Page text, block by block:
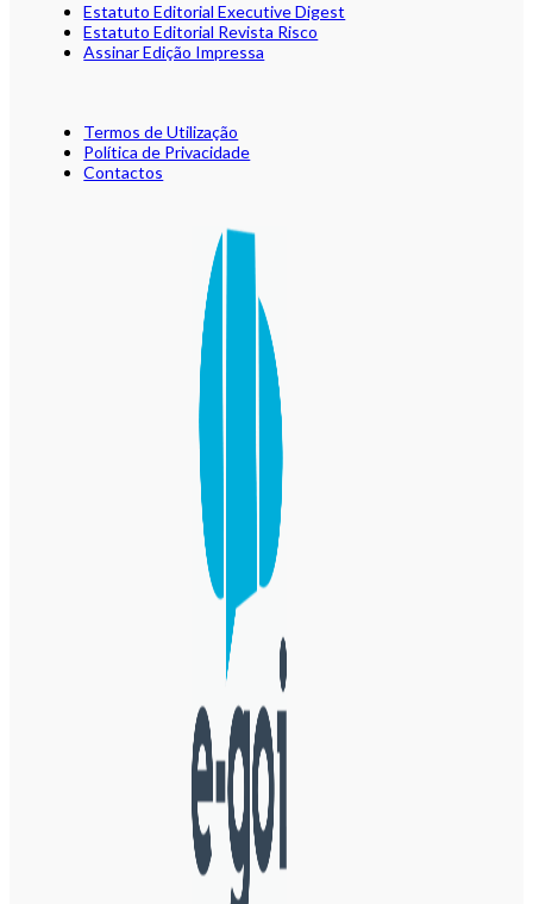
Estatuto Editorial Executive Digest
Estatuto Editorial Revista Risco
Assinar Edição Impressa
Termos de Utilização
Política de Privacidade
Contactos